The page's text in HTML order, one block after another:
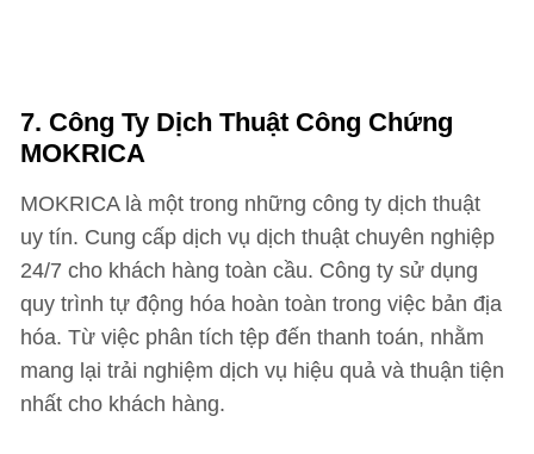
7. Công Ty Dịch Thuật Công Chứng
MOKRICA
MOKRICA là một trong những công ty dịch thuật
uy tín. Cung cấp dịch vụ dịch thuật chuyên nghiệp
24/7 cho khách hàng toàn cầu. Công ty sử dụng
quy trình tự động hóa hoàn toàn trong việc bản địa
hóa. Từ việc phân tích tệp đến thanh toán, nhằm
mang lại trải nghiệm dịch vụ hiệu quả và thuận tiện
nhất cho khách hàng.